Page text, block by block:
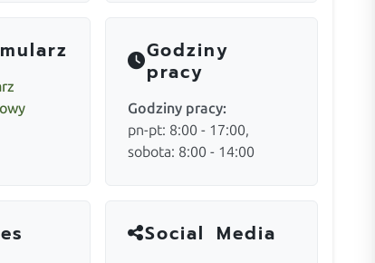
Godziny
pracy
Godziny pracy:
pn-pt: 8:00 - 17:00,
sobota: 8:00 - 14:00
Social Media